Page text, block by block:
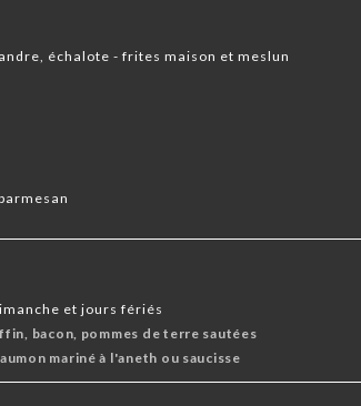
échalote - frites maison et meslun
et jours fériés
bacon, pommes de terre sautées
mariné à l'aneth ou saucisse